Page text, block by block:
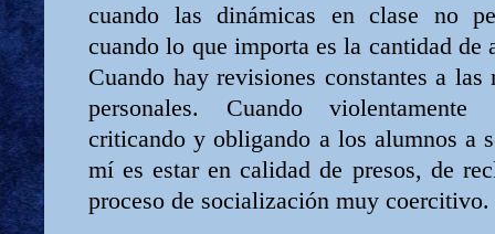
cuando las dinámicas en clase no
cuando lo que importa es la cantidad
Cuando hay revisiones constantes a
personales. Cuando
criticando y obligando a los alumnos a
mí es estar en calidad de presos, de
proceso de socialización muy coercitivo.